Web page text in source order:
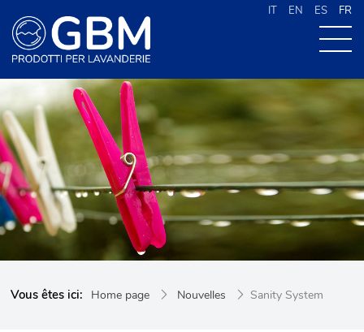
IT EN ES FR
À PROPOS DE G.B.M
NOS PRODUITS
NOUVELLES
CONTACTS
CERCA NEL SITO
Vous êtes ici: Home page Nouvelles Sanity System